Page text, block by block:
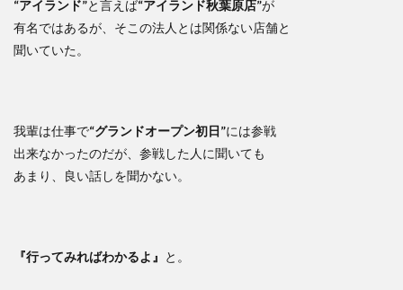
“アイランド”と言えば“アイランド秋葉原店”が
有名ではあるが、そこの法人とは関係ない店舗と
聞いていた。
我輩は仕事で“グランドオープン初日”には参戦
出来なかったのだが、参戦した人に聞いても
あまり、良い話しを聞かない。
『行ってみればわかるよ』 と。